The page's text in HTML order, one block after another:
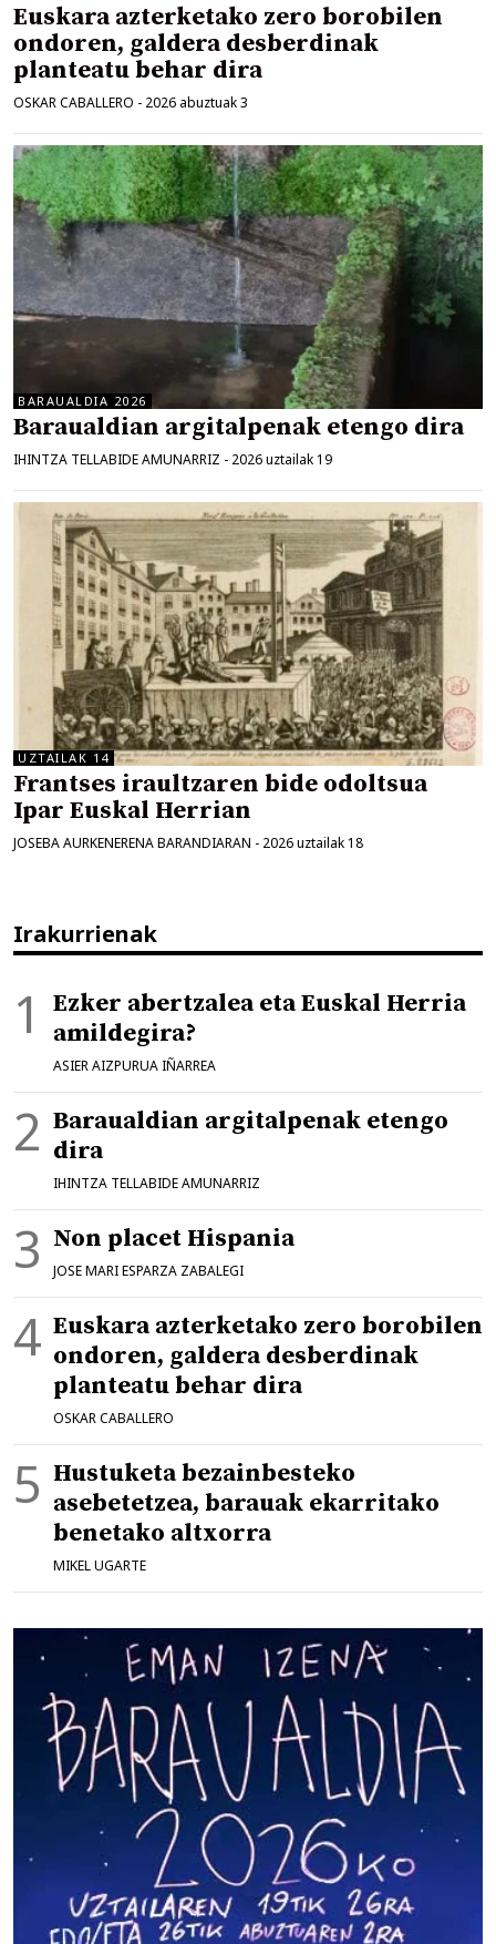
Euskara azterketako zero borobilen
ondoren, galdera desberdinak
planteatu behar dira
OSKAR CABALLERO - 2026 abuztuak 3
BARAUALDIA 2026
Baraualdian argitalpenak etengo dira
IHINTZA TELLABIDE AMUNARRIZ - 2026 uztailak 19
UZTAILAK 14
Frantses iraultzaren bide odoltsua
Ipar Euskal Herrian
JOSEBA AURKENERENA BARANDIARAN - 2026 uztailak 18
Irakurrienak
Ezker abertzalea eta Euskal Herria
amildegira?
ASIER AIZPURUA IÑARREA
Baraualdian argitalpenak etengo
dira
IHINTZA TELLABIDE AMUNARRIZ
Non placet Hispania
JOSE MARI ESPARZA ZABALEGI
Euskara azterketako zero borobilen
ondoren, galdera desberdinak
planteatu behar dira
OSKAR CABALLERO
Hustuketa bezainbesteko
asebetetzea, barauak ekarritako
benetako altxorra
MIKEL UGARTE